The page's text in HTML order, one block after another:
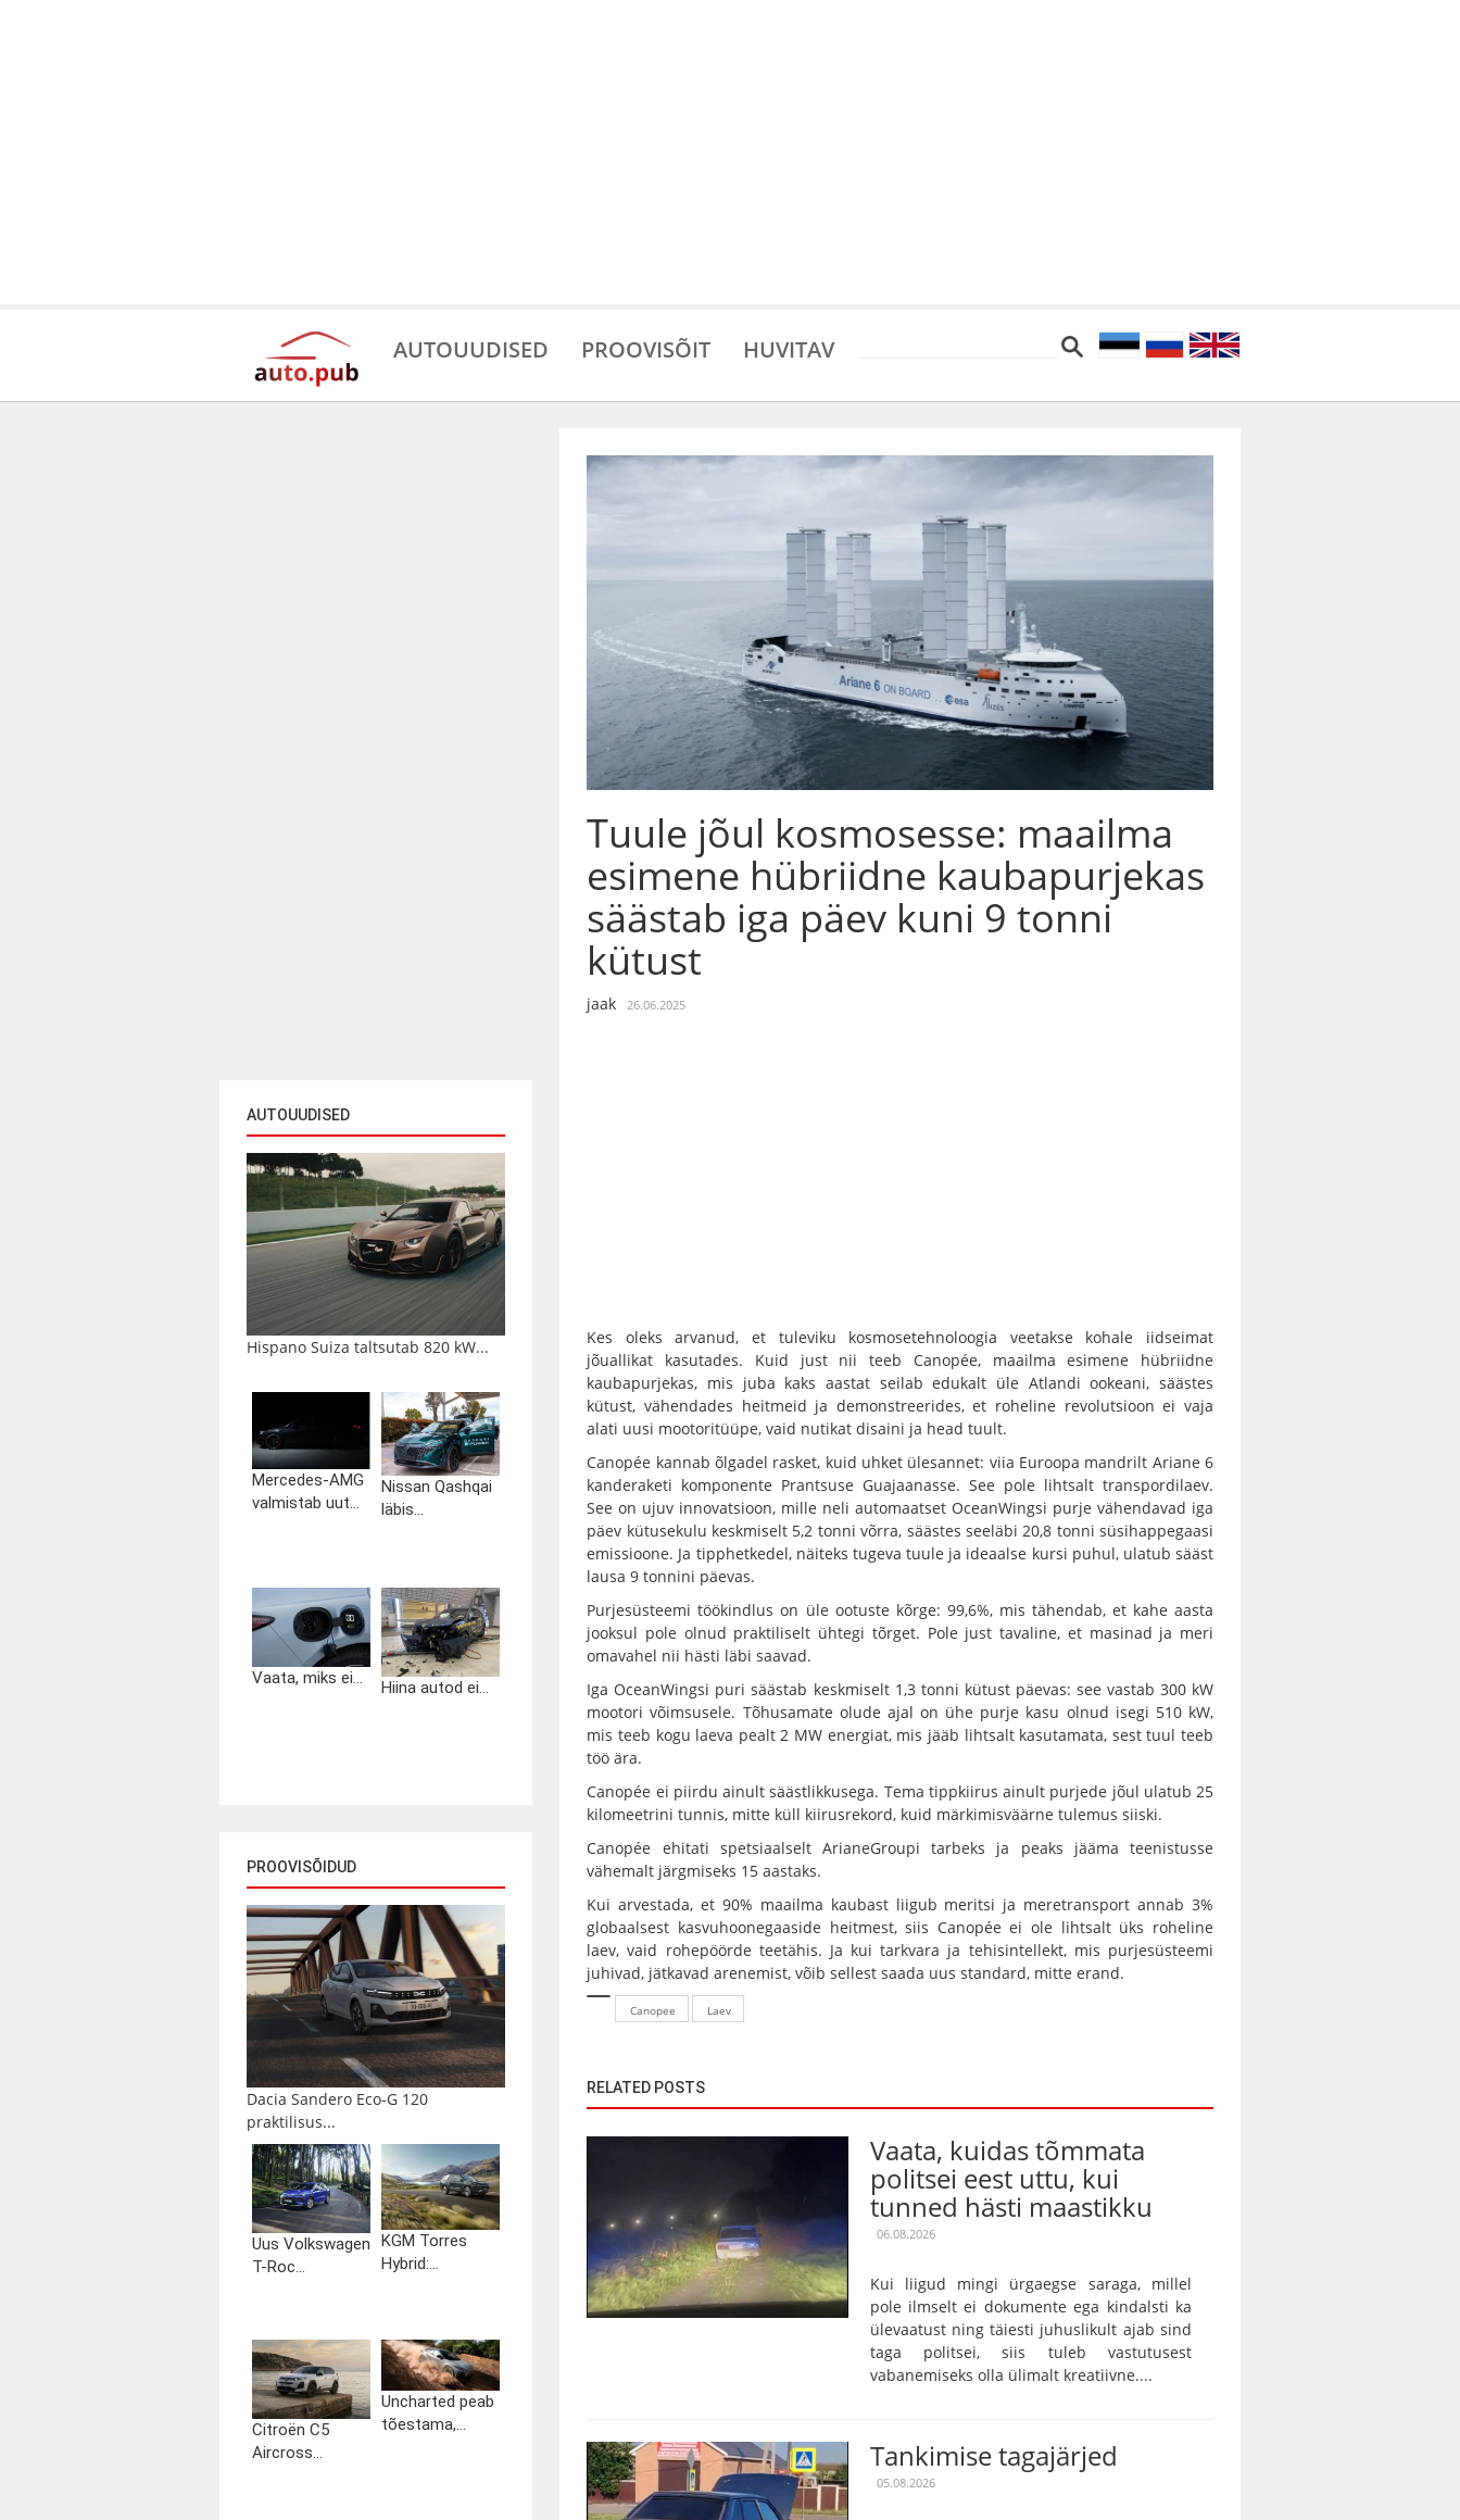
AUTOUUDISED PROOVISÕIT HUVITAV
AUTOUUDISED
Hispano Suiza taltsutab 820 kW...
Mercedes-AMG
valmistab uut...
Nissan Qashqai
läbis...
Vaata, miks ei...
Hiina autod ei...
PROOVISÕIDUD
Dacia Sandero Eco-G 120
praktilisus...
Uus Volkswagen
T-Roc...
KGM Torres
Hybrid:...
Citroën C5
Aircross...
Uncharted peab
tõestama,...
Tuule jõul kosmosesse: maailma
esimene hübriidne kaubapurjekas
säästab iga päev kuni 9 tonni
kütust
jaak 26.06.2025
Kes oleks arvanud, et tuleviku kosmosetehnoloogia veetakse kohale iidseimat
jõuallikat kasutades. Kuid just nii teeb Canopée, maailma esimene hübriidne
kaubapurjekas, mis juba kaks aastat seilab edukalt üle Atlandi ookeani, säästes
kütust, vähendades heitmeid ja demonstreerides, et roheline revolutsioon ei vaja
alati uusi mootoritüüpe, vaid nutikat disaini ja head tuult.
Canopée kannab õlgadel rasket, kuid uhket ülesannet: viia Euroopa mandrilt Ariane 6
kanderaketi komponente Prantsuse Guajaanasse. See pole lihtsalt transpordilaev.
See on ujuv innovatsioon, mille neli automaatset OceanWingsi purje vähendavad iga
päev kütusekulu keskmiselt 5,2 tonni võrra, säästes seeläbi 20,8 tonni süsihappegaasi
emissioone. Ja tipphetkedel, näiteks tugeva tuule ja ideaalse kursi puhul, ulatub sääst
lausa 9 tonnini päevas.
Purjesüsteemi töökindlus on üle ootuste kõrge: 99,6%, mis tähendab, et kahe aasta
jooksul pole olnud praktiliselt ühtegi tõrget. Pole just tavaline, et masinad ja meri
omavahel nii hästi läbi saavad.
Iga OceanWingsi puri säästab keskmiselt 1,3 tonni kütust päevas: see vastab 300 kW
mootori võimsusele. Tõhusamate olude ajal on ühe purje kasu olnud isegi 510 kW,
mis teeb kogu laeva pealt 2 MW energiat, mis jääb lihtsalt kasutamata, sest tuul teeb
töö ära.
Canopée ei piirdu ainult säästlikkusega. Tema tippkiirus ainult purjede jõul ulatub 25
kilomeetrini tunnis, mitte küll kiirusrekord, kuid märkimisväärne tulemus siiski.
Canopée ehitati spetsiaalselt ArianeGroupi tarbeks ja peaks jääma teenistusse
vähemalt järgmiseks 15 aastaks.
Kui arvestada, et 90% maailma kaubast liigub meritsi ja meretransport annab 3%
globaalsest kasvuhoonegaaside heitmest, siis Canopée ei ole lihtsalt üks roheline
laev, vaid rohepöörde teetähis. Ja kui tarkvara ja tehisintellekt, mis purjesüsteemi
juhivad, jätkavad arenemist, võib sellest saada uus standard, mitte erand.
Canopee Laev
RELATED POSTS
Vaata, kuidas tõmmata
politsei eest uttu, kui
tunned hästi maastikku
06.08.2026
Kui liigud mingi ürgaegse saraga, millel
pole ilmselt ei dokumente ega kindalsti ka
ülevaatust ning täiesti juhuslikult ajab sind
taga politsei, siis tuleb vastutusest
vabanemiseks olla ülimalt kreatiivne....
Tankimise tagajärjed
05.08.2026